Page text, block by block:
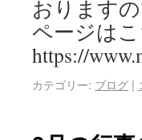
おります
ページは
https://
カテゴリー: ブログ |